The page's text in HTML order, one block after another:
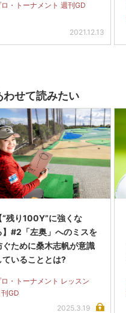
ロ・トーナメント 週刊GD
2021.12.13
わせて読みたい
“残り100Y”に強くな
】#2「左奥」へのミスを
ぐために桑木志帆が意識
ていることとは?
ロ・トーナメント レッスン
刊GD
2025.3.19